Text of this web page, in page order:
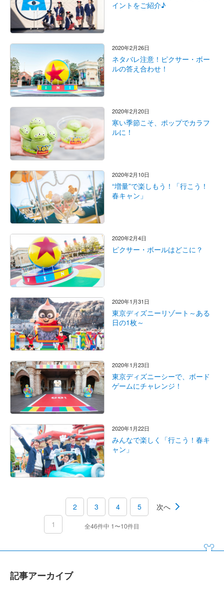
イントをご紹介♪
2020年2月26日
ネタバレ注意！ピクサー・ボー
ルの答え合わせ！
2020年2月20日
寒い季節こそ、ポップでカラフ
ルに！
2020年2月10日
“増量”で楽しもう！「行こう！
春キャン」
2020年2月4日
ピクサー・ボールはどこに？
2020年1月31日
東京ディズニーリゾート～ある
日の1枚～
2020年1月23日
東京ディズニーシーで、ボード
ゲームにチャレンジ！
2020年1月22日
みんなで楽しく「行こう！春キ
ャン」
1
2 3 4 5 次へ
全46件中 1〜10件目
記事アーカイブ